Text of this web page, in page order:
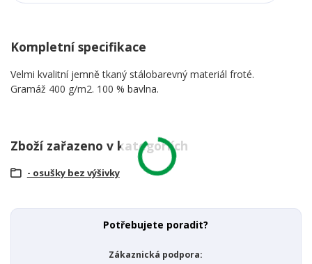
Kompletní specifikace
Velmi kvalitní jemně tkaný stálobarevný materiál froté.
Gramáž 400 g/m2. 100 % bavlna.
Zboží zařazeno v kategoriích
- osušky bez výšivky
Potřebujete poradit?
Zákaznická podpora: